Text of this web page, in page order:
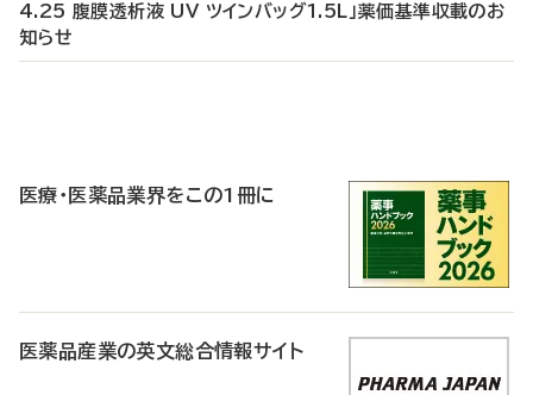
4.25 腹膜透析液 UV ツインバッグ1.5L」薬価基準収載のお
知らせ
医療・医薬品業界をこの1冊に
医薬品産業の英文総合情報サイト